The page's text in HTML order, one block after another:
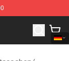
Blood